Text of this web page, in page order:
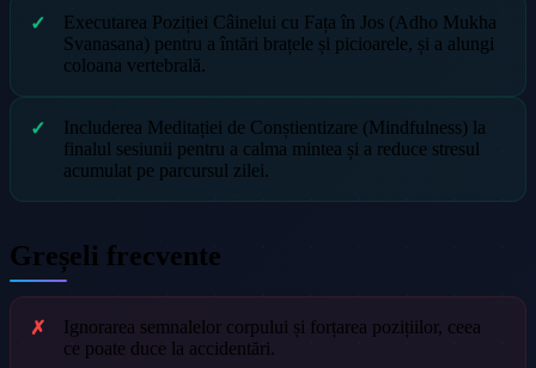
Executarea Poziției Câinelui cu Fața în Jos (Adho Mukha
Svanasana) pentru a întări brațele și picioarele, și a alungi
coloana vertebrală.
Includerea Meditației de Conștientizare (Mindfulness) la
finalul sesiunii pentru a calma mintea și a reduce stresul
acumulat pe parcursul zilei.
Greșeli frecvente
Ignorarea semnalelor corpului și forțarea pozițiilor, ceea
ce poate duce la accidentări.